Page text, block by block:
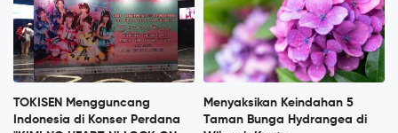
TOKISEN Mengguncang
Indonesia di Konser Perdana
Menyaksikan Keindahan 5
Taman Bunga Hydrangea di